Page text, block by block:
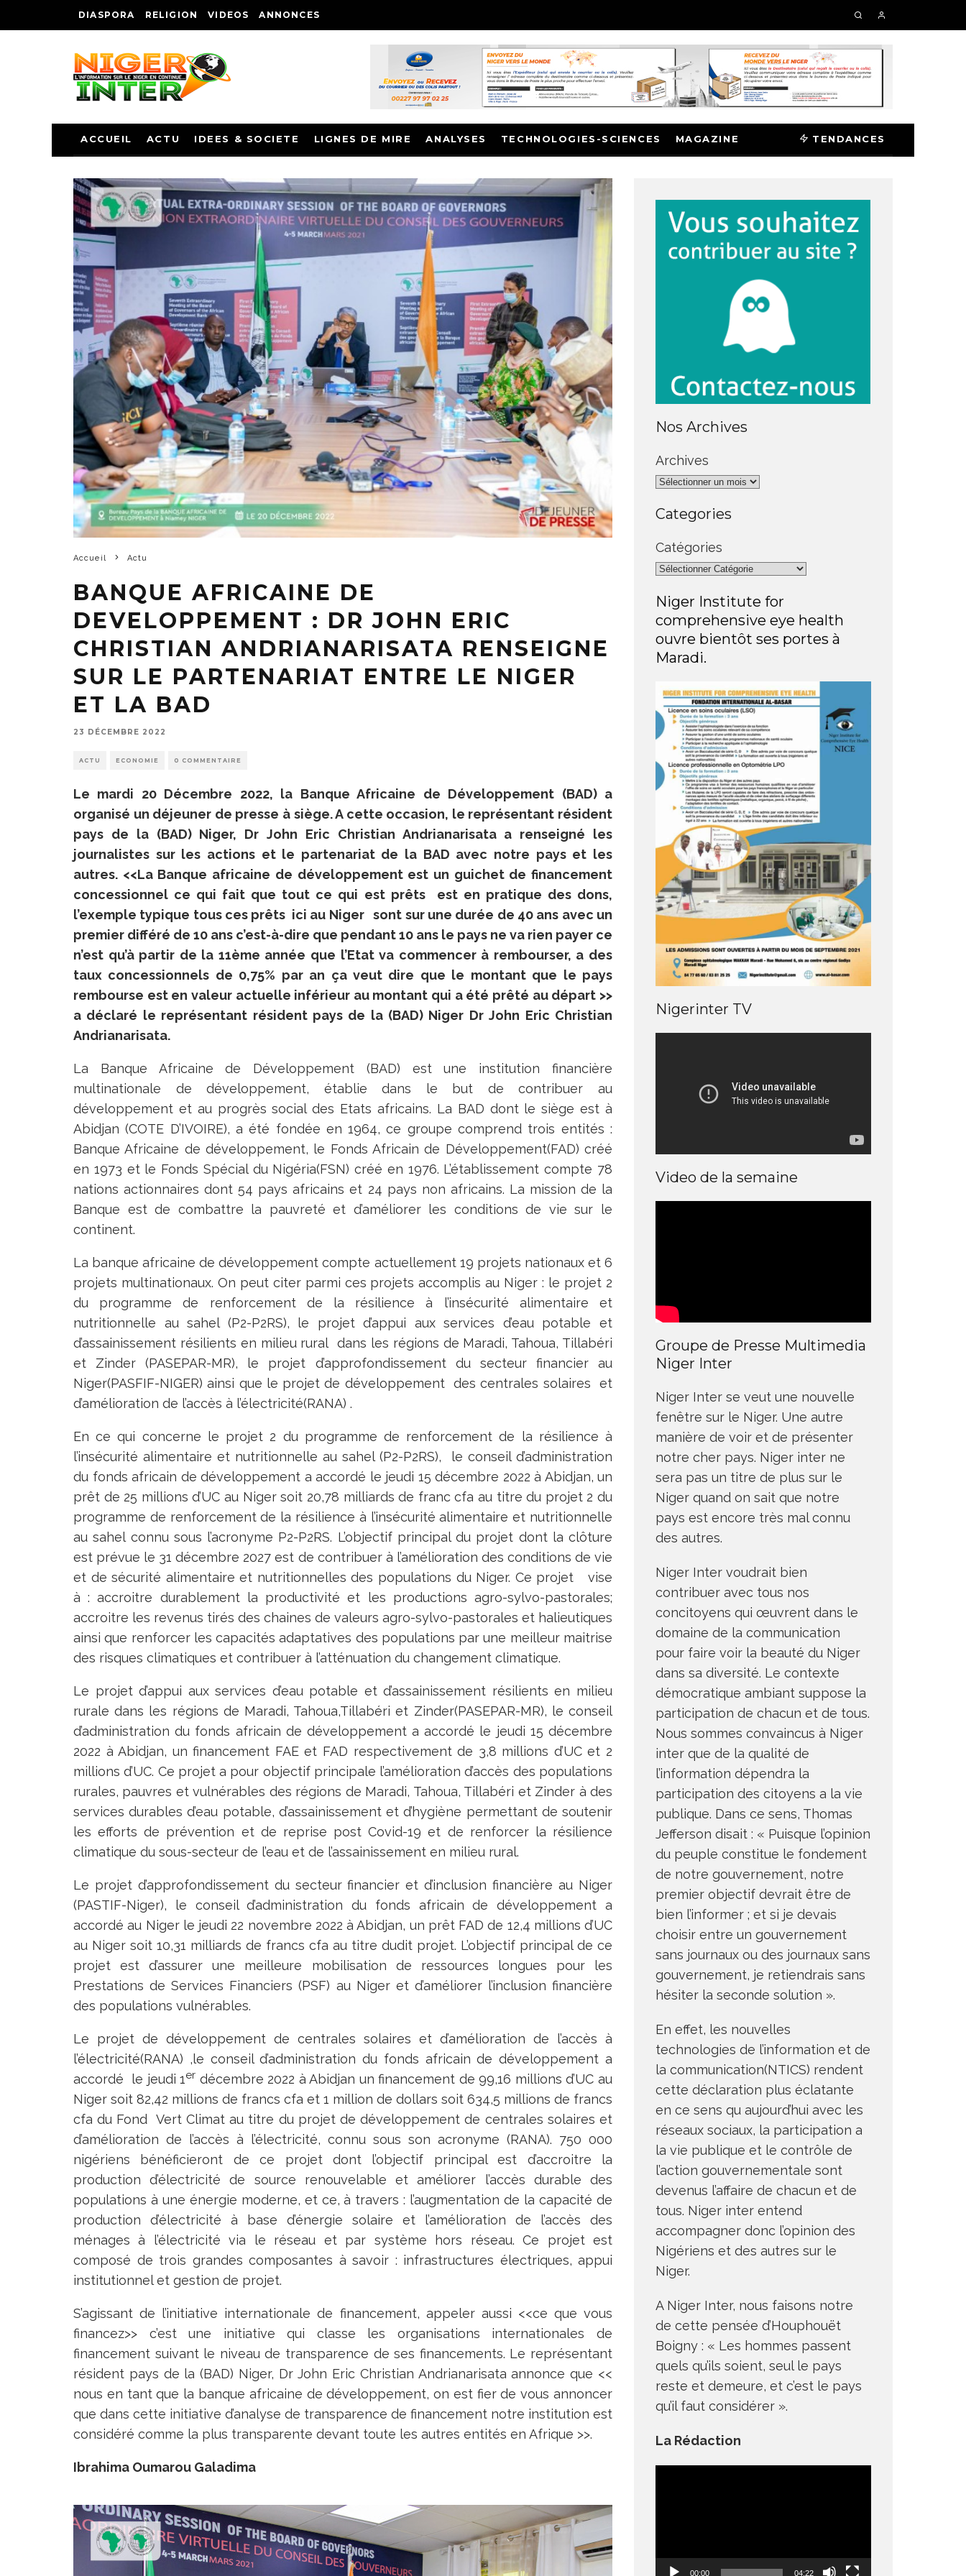
DIASPORA RELIGION VIDEOS ANNONCES
ACCUEIL ACTU IDEES & SOCIETE LIGNES DE MIRE ANALYSES TECHNOLOGIES-SCIENCES MAGAZINE TENDANCES
Accueil Actu
BANQUE AFRICAINE DE
DEVELOPPEMENT : DR JOHN ERIC
CHRISTIAN ANDRIANARISATA RENSEIGNE
SUR LE PARTENARIAT ENTRE LE NIGER
ET LA BAD
23 DÉCEMBRE 2022
ACTU ECONOMIE 0 COMMENTAIRE
Le mardi 20 Décembre 2022, la Banque Africaine de Développement (BAD) a
organisé un déjeuner de presse à siège. A cette occasion, le représentant résident
pays de la (BAD) Niger, Dr John Eric Christian Andrianarisata a renseigné les
journalistes sur les actions et le partenariat de la BAD avec notre pays et les
autres. <<La Banque africaine de développement est un guichet de financement
concessionnel ce qui fait que tout ce qui est prêts est en pratique des dons,
l’exemple typique tous ces prêts ici au Niger sont sur une durée de 40 ans avec un
premier différé de 10 ans c’est-à-dire que pendant 10 ans le pays ne va rien payer ce
n’est qu’à partir de la 11ème année que l’Etat va commencer à rembourser, a des
taux concessionnels de 0,75% par an ça veut dire que le montant que le pays
rembourse est en valeur actuelle inférieur au montant qui a été prêté au départ >>
a déclaré le représentant résident pays de la (BAD) Niger Dr John Eric Christian
Andrianarisata.
La Banque Africaine de Développement (BAD) est une institution financière
multinationale de développement, établie dans le but de contribuer au
développement et au progrès social des Etats africains. La BAD dont le siège est à
Abidjan (COTE D’IVOIRE), a été fondée en 1964, ce groupe comprend trois entités :
Banque Africaine de développement, le Fonds Africain de Développement(FAD) créé
en 1973 et le Fonds Spécial du Nigéria(FSN) créé en 1976. L’établissement compte 78
nations actionnaires dont 54 pays africains et 24 pays non africains. La mission de la
Banque est de combattre la pauvreté et d’améliorer les conditions de vie sur le
continent.
La banque africaine de développement compte actuellement 19 projets nationaux et 6
projets multinationaux. On peut citer parmi ces projets accomplis au Niger : le projet 2
du programme de renforcement de la résilience à l’insécurité alimentaire et
nutritionnelle au sahel (P2-P2RS), le projet d’appui aux services d’eau potable et
d’assainissement résilients en milieu rural dans les régions de Maradi, Tahoua, Tillabéri
et Zinder (PASEPAR-MR), le projet d’approfondissement du secteur financier au
Niger(PASFIF-NIGER) ainsi que le projet de développement des centrales solaires et
d’amélioration de l’accès à l’électricité(RANA) .
En ce qui concerne le projet 2 du programme de renforcement de la résilience à
l’insécurité alimentaire et nutritionnelle au sahel (P2-P2RS), le conseil d’administration
du fonds africain de développement a accordé le jeudi 15 décembre 2022 à Abidjan, un
prêt de 25 millions d’UC au Niger soit 20,78 milliards de franc cfa au titre du projet 2 du
programme de renforcement de la résilience à l’insécurité alimentaire et nutritionnelle
au sahel connu sous l’acronyme P2-P2RS. L’objectif principal du projet dont la clôture
est prévue le 31 décembre 2027 est de contribuer à l’amélioration des conditions de vie
et de sécurité alimentaire et nutritionnelles des populations du Niger. Ce projet vise
à : accroitre durablement la productivité et les productions agro-sylvo-pastorales;
accroitre les revenus tirés des chaines de valeurs agro-sylvo-pastorales et halieutiques
ainsi que renforcer les capacités adaptatives des populations par une meilleur maitrise
des risques climatiques et contribuer à l’atténuation du changement climatique.
Le projet d’appui aux services d’eau potable et d’assainissement résilients en milieu
rurale dans les régions de Maradi, Tahoua,Tillabéri et Zinder(PASEPAR-MR), le conseil
d’administration du fonds africain de développement a accordé le jeudi 15 décembre
2022 à Abidjan, un financement FAE et FAD respectivement de 3,8 millions d’UC et 2
millions d’UC. Ce projet a pour objectif principale l’amélioration d’accès des populations
rurales, pauvres et vulnérables des régions de Maradi, Tahoua, Tillabéri et Zinder à des
services durables d’eau potable, d’assainissement et d’hygiène permettant de soutenir
les efforts de prévention et de reprise post Covid-19 et de renforcer la résilience
climatique du sous-secteur de l’eau et de l’assainissement en milieu rural.
Le projet d’approfondissement du secteur financier et d’inclusion financière au Niger
(PASTIF-Niger), le conseil d’administration du fonds africain de développement a
accordé au Niger le jeudi 22 novembre 2022 à Abidjan, un prêt FAD de 12,4 millions d’UC
au Niger soit 10,31 milliards de francs cfa au titre dudit projet. L’objectif principal de ce
projet est d’assurer une meilleure mobilisation de ressources longues pour les
Prestations de Services Financiers (PSF) au Niger et d’améliorer l’inclusion financière
des populations vulnérables.
Le projet de développement de centrales solaires et d’amélioration de l’accès à
l’électricité(RANA) ,le conseil d’administration du fonds africain de développement a
accordé le jeudi 1er décembre 2022 à Abidjan un financement de 99,16 millions d’UC au
Niger soit 82,42 millions de francs cfa et 1 million de dollars soit 634,5 millions de francs
cfa du Fond Vert Climat au titre du projet de développement de centrales solaires et
d’amélioration de l’accès à l’électricité, connu sous son acronyme (RANA). 750 000
nigériens bénéficieront de ce projet dont l’objectif principal est d’accroitre la
production d’électricité de source renouvelable et améliorer l’accès durable des
populations à une énergie moderne, et ce, à travers : l’augmentation de la capacité de
production d’électricité à base d’énergie solaire et l’amélioration de l’accès des
ménages à l’électricité via le réseau et par système hors réseau. Ce projet est
composé de trois grandes composantes à savoir : infrastructures électriques, appui
institutionnel et gestion de projet.
S’agissant de l’initiative internationale de financement, appeler aussi <<ce que vous
financez>> c’est une initiative qui classe les organisations internationales de
financement suivant le niveau de transparence de ses financements. Le représentant
résident pays de la (BAD) Niger, Dr John Eric Christian Andrianarisata annonce que <<
nous en tant que la banque africaine de développement, on est fier de vous annoncer
que dans cette initiative d’analyse de transparence de financement notre institution est
considéré comme la plus transparente devant toute les autres entités en Afrique >>.
Ibrahima Oumarou Galadima
Nos Archives
Archives
Categories
Catégories
Niger Institute for
comprehensive eye health
ouvre bientôt ses portes à
Maradi.
Nigerinter TV
Video de la semaine
Groupe de Presse Multimedia
Niger Inter
Niger Inter se veut une nouvelle
fenêtre sur le Niger. Une autre
manière de voir et de présenter
notre cher pays. Niger inter ne
sera pas un titre de plus sur le
Niger quand on sait que notre
pays est encore très mal connu
des autres.
Niger Inter voudrait bien
contribuer avec tous nos
concitoyens qui œuvrent dans le
domaine de la communication
pour faire voir la beauté du Niger
dans sa diversité. Le contexte
démocratique ambiant suppose la
participation de chacun et de tous.
Nous sommes convaincus à Niger
inter que de la qualité de
l’information dépendra la
participation des citoyens a la vie
publique. Dans ce sens, Thomas
Jefferson disait : « Puisque l’opinion
du peuple constitue le fondement
de notre gouvernement, notre
premier objectif devrait être de
bien l’informer ; et si je devais
choisir entre un gouvernement
sans journaux ou des journaux sans
gouvernement, je retiendrais sans
hésiter la seconde solution ».
En effet, les nouvelles
technologies de l’information et de
la communication(NTICS) rendent
cette déclaration plus éclatante
en ce sens qu aujourd’hui avec les
réseaux sociaux, la participation a
la vie publique et le contrôle de
l’action gouvernementale sont
devenus l’affaire de chacun et de
tous. Niger inter entend
accompagner donc l’opinion des
Nigériens et des autres sur le
Niger.
A Niger Inter, nous faisons notre
de cette pensée d’Houphouët
Boigny : « Les hommes passent
quels qu’ils soient, seul le pays
reste et demeure, et c’est le pays
qu’il faut considérer ».
La Rédaction
00:00 04:22